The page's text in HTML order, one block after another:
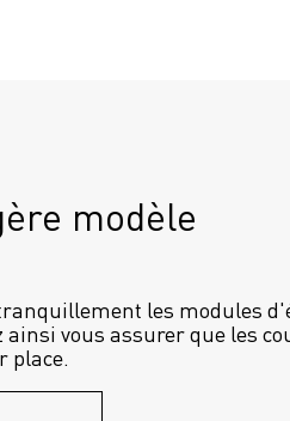
modèle
les modules
ainsi vous assurer que les
place.